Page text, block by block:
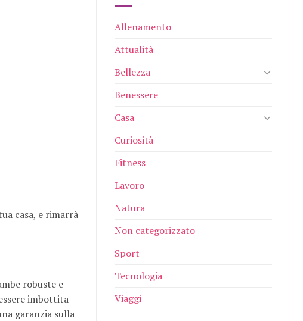
casa, e rimarrà
robuste e
imbottita
garanzia sulla
Allenamento
Attualità
Bellezza
Benessere
Casa
Curiosità
Fitness
Lavoro
Natura
Non categorizzato
Sport
Tecnologia
Viaggi